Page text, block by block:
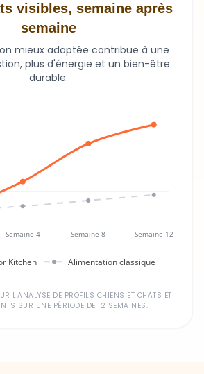
visibles, semaine après
semaine
mieux adaptée contribue à une
plus d'énergie et un bien-être
durable.
Semaine 4 Semaine 8 Semaine 12
Kitchen Alimentation classique
L'ANALYSE DE PROFILS CHIENS ET CHATS ET
SUR UNE PÉRIODE DE 12 SEMAINES.